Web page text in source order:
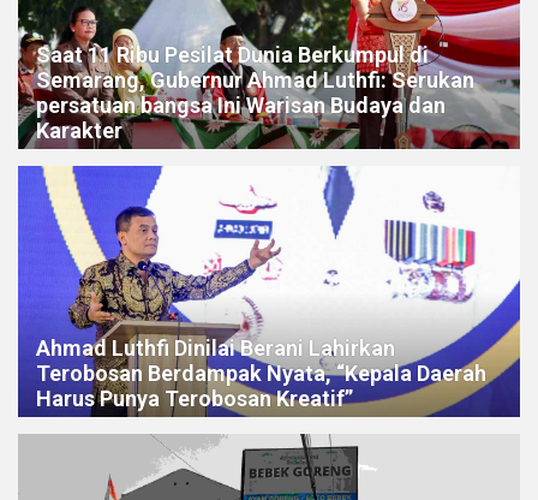
Saat 11 Ribu Pesilat Dunia Berkumpul di
Semarang, Gubernur Ahmad Luthfi: Serukan
persatuan bangsa Ini Warisan Budaya dan
Karakter
Ahmad Luthfi Dinilai Berani Lahirkan
Terobosan Berdampak Nyata, “Kepala Daerah
Harus Punya Terobosan Kreatif”